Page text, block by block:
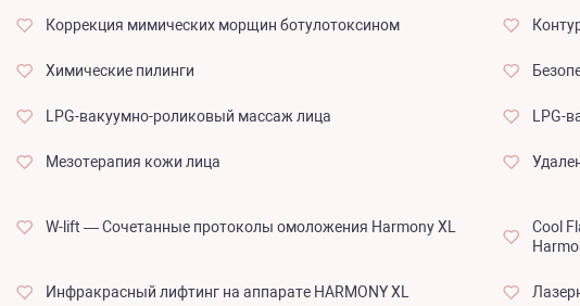
Коррекция мимических морщин ботулотоксином
Химические пилинги
LPG-вакуумно-роликовый массаж лица LPG-
Мезотерапия кожи лица
W-lift — Сочетанные протоколы омоложения Harmony XL
Cool
Инфракрасный лифтинг на аппарате HARMONY XL